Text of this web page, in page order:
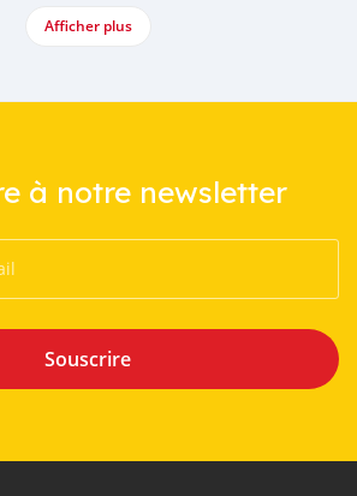
Afficher plus
à notre newsletter
Souscrire